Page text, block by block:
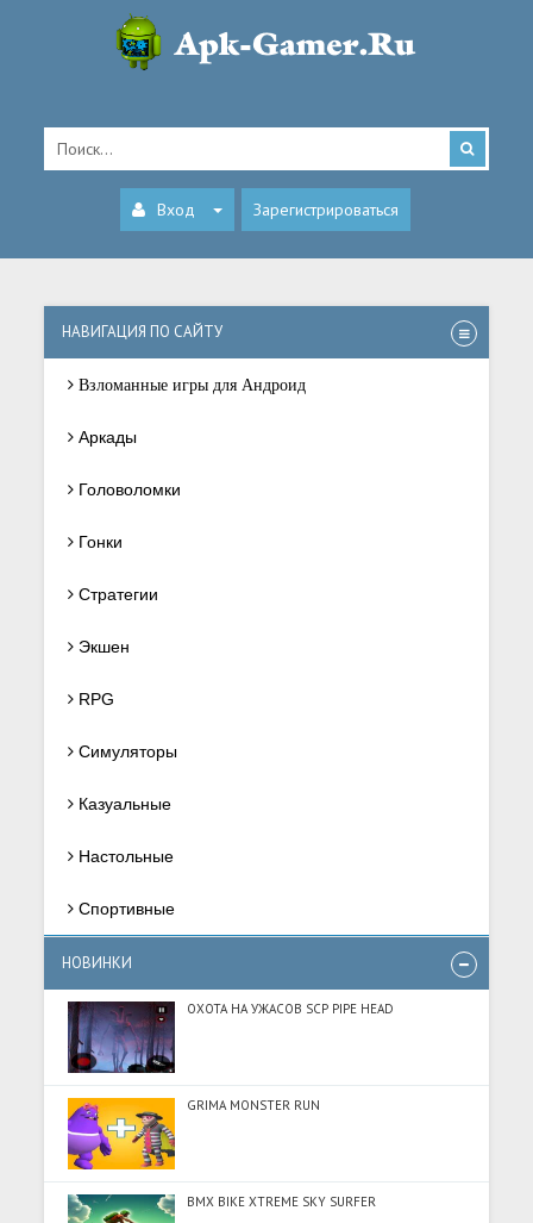
Вход Зарегистрироваться
НАВИГАЦИЯ ПО САЙТУ
Взломанные игры для Андроид
Аркады
Головоломки
Гонки
Стратегии
Экшен
RPG
Симуляторы
Казуальные
Настольные
Спортивные
НОВИНКИ
ОХОТА НА УЖАСОВ SCP PIPE HEAD
GRIMA MONSTER RUN
BMX BIKE XTREME SKY SURFER